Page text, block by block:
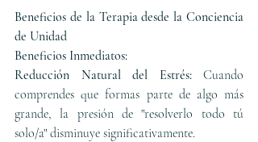
Beneficios de la Terapia desde la Conciencia
de Unidad
Beneficios Inmediatos:
Reducción Natural del Estrés: Cuando
comprendes que formas parte de algo más
grande, la presión de "resolverlo todo tú
solo/a" disminuye significativamente.